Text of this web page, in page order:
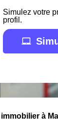
Simulez votre
profil.
à